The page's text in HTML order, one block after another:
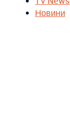
Новини